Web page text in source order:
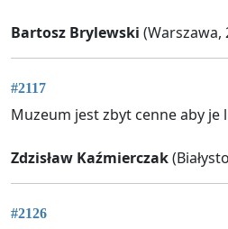
Bartosz Brylewski (Warszawa,
#2117
Muzeum jest zbyt cenne aby je
Zdzisław Kaźmierczak
#2126